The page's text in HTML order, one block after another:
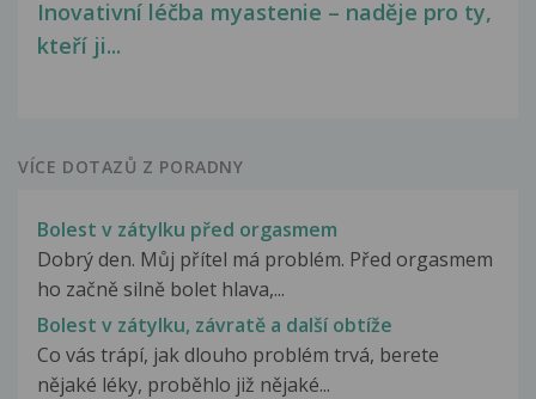
Inovativní léčba myastenie – naděje pro ty,
kteří ji...
VÍCE DOTAZŮ Z PORADNY
Bolest v zátylku před orgasmem
Dobrý den. Můj přítel má problém. Před orgasmem
ho začně silně bolet hlava,...
Bolest v zátylku, závratě a další obtíže
Co vás trápí, jak dlouho problém trvá, berete
nějaké léky, proběhlo již nějaké...